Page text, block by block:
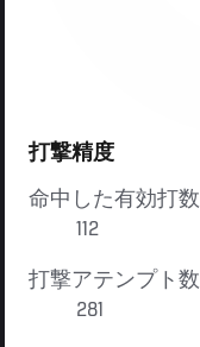
打撃精度
命中した有効打数
112
打撃アテンプト数
281